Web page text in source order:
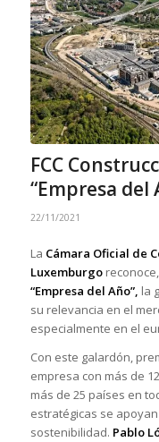
FCC
“Empresa del
22/11/2021
La Cámara Oficial de
Luxemburgo
“Empresa del Año”, la
su relevancia en el
especialmente en el
Con este galardón,
empresa con más de
más de 25 países en
estratégicas se
sostenibilidad. Pablo